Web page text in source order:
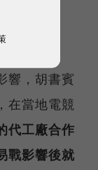
響，胡書賓
在當地電競
代工廠合作
戰影響後就